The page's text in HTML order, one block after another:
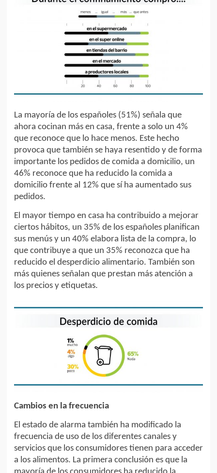
La mayoría de los españoles (51%) señala que
ahora cocinan más en casa, frente a solo un 4%
que reconoce que lo hace menos. Este hecho
provoca que también se haya resentido y de forma
importante los pedidos de comida a domicilio, un
46% reconoce que ha reducido la comida a
domicilio frente al 12% que sí ha aumentado sus
pedidos.
El mayor tiempo en casa ha contribuido a mejorar
ciertos hábitos, un 35% de los españoles planifican
sus menús y un 40% elabora lista de la compra, lo
que contribuye a que un 35% reconozca que ha
reducido el desperdicio alimentario. También son
más quienes señalan que prestan más atención a
los precios y etiquetas.
Cambios en la frecuencia
El estado de alarma también ha modificado la
frecuencia de uso de los diferentes canales y
servicios que los consumidores tienen para acceder
a los alimentos. La primera conclusión es que la